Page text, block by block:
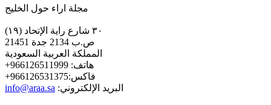
مجلة اراء حول الخليج
٣٠ شارع راية الإتحاد (١٩)
ص.ب 2134 جدة 21451
المملكة العربية السعودية
+هاتف: 966126511999
+فاكس:966126531375
info@araa.sa :البريد الإلكتروني